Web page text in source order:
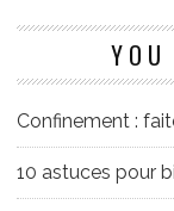
Confinement :
10 astuces pour